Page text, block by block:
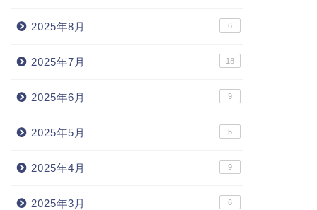
2025年8月 6
2025年7月 18
2025年6月 9
2025年5月 5
2025年4月 9
2025年3月 6